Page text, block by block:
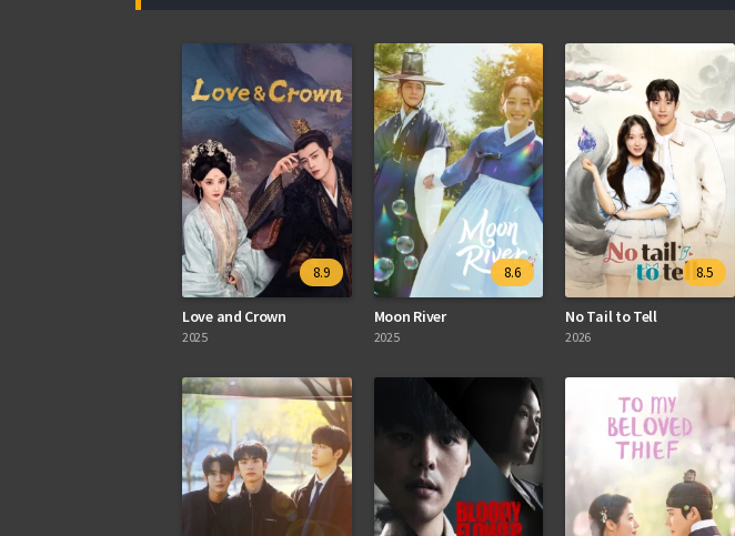
8.9
Love and Crown
2025
8.6
Moon River
2025
8.5
No Tail to Tell
2026